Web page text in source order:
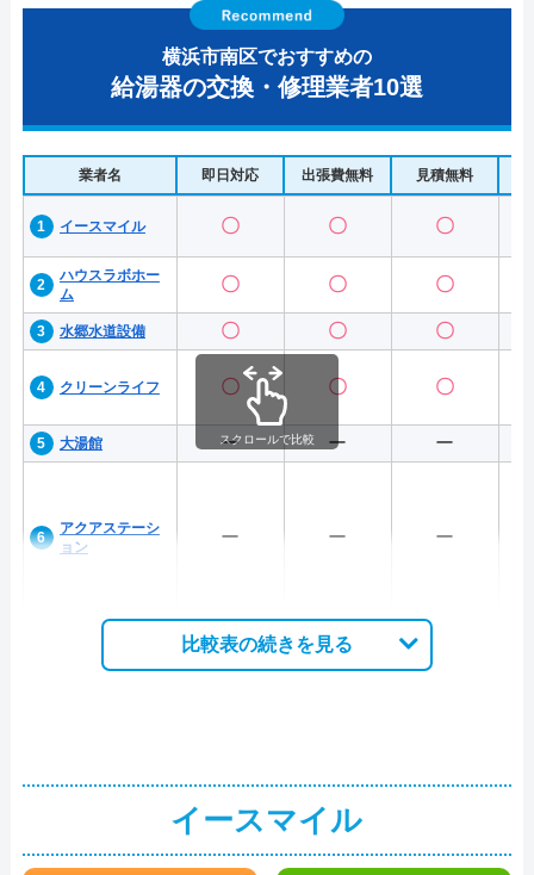
横浜市南区でおすすめの
給湯器の交換・修理業者10選
業者名 即日対応 出張費無料 見積無料
イースマイル 〇 〇 〇
ハウスラボホー
ム
〇 〇 〇
水郷水道設備 〇 〇 〇
クリーンライフ 〇 〇 〇
大湯館 ー ー ー
アクアステーシ
ョン
ー ー ー
スクロールで比較
比較表の続きを見る
イースマイル